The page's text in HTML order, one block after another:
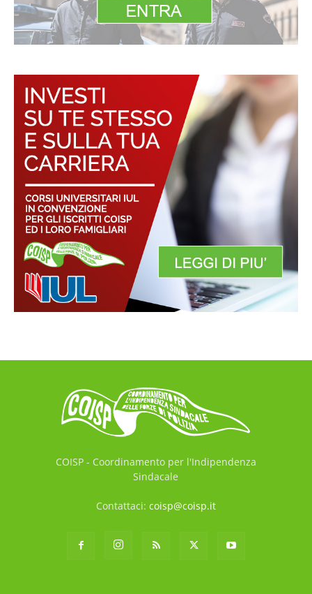
COISP - Coordinamento per l'Indipendenza
Sindacale
Contattaci: coisp@coisp.it